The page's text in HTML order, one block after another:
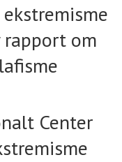
rapport om
Center